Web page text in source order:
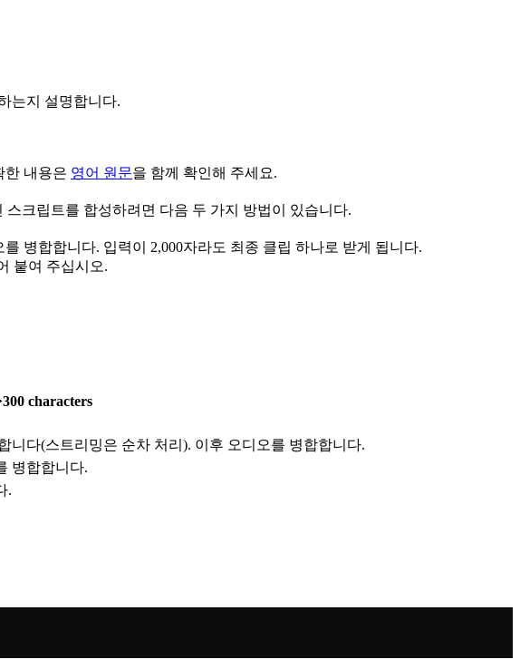
는지 설명합니다.
한 내용은 영어 원문을 함께 확인해 주세요.
스크립트를 합성하려면 다음 두 가지 방법이 있습니다.
병합합니다. 입력이 2,000자라도 최종 클립 하나로 받게 됩니다.
붙여 주십시오.
characters
니다(스트리밍은 순차 처리). 이후 오디오를 병합합니다.
병합합니다.
.